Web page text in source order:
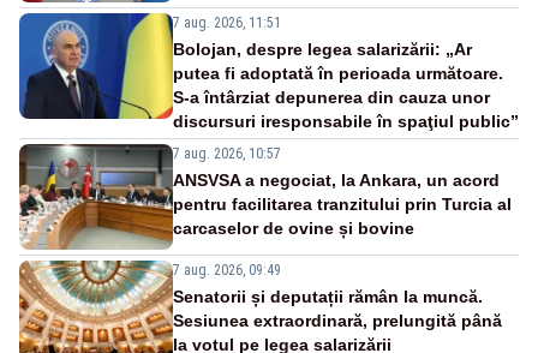
7 aug. 2026, 11:51
Bolojan, despre legea salarizării: „Ar
putea fi adoptată în perioada următoare.
S-a întârziat depunerea din cauza unor
discursuri iresponsabile în spaţiul public”
7 aug. 2026, 10:57
ANSVSA a negociat, la Ankara, un acord
pentru facilitarea tranzitului prin Turcia al
carcaselor de ovine și bovine
7 aug. 2026, 09:49
Senatorii și deputații rămân la muncă.
Sesiunea extraordinară, prelungită până
la votul pe legea salarizării